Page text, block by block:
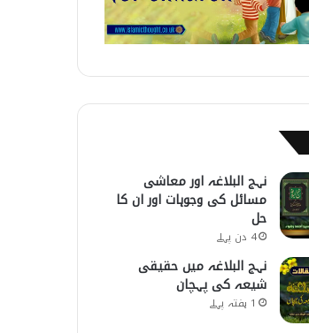
نہج البلاغہ اور معاشی
مسائل کی وجوہات اور ان کا
حل
4 دن پہلے
نہج البلاغہ میں حقیقی
شیعہ کی پہچان
1 ہفتہ پہلے